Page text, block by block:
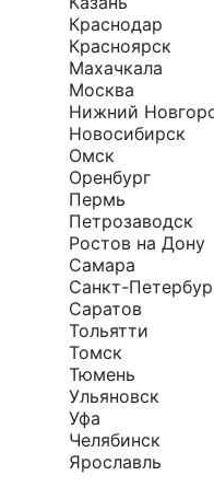
Краснодар
Красноярск
Махачкала
Москва
Нижний
Новосибирск
Омск
Оренбург
Пермь
Петрозаводск
Ростов на Дону
Самара
Санкт-
Саратов
Тольятти
Томск
Тюмень
Ульяновск
Уфа
Челябинск
Ярославль